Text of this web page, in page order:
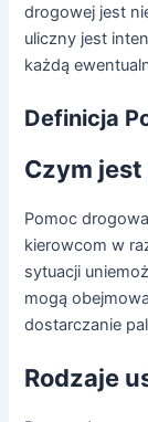
drogowej jest
uliczny jest
każdą
Definicja
Czym
Pomoc
kierowcom w
sytuacji
mogą
dostarczanie
Rodzaje